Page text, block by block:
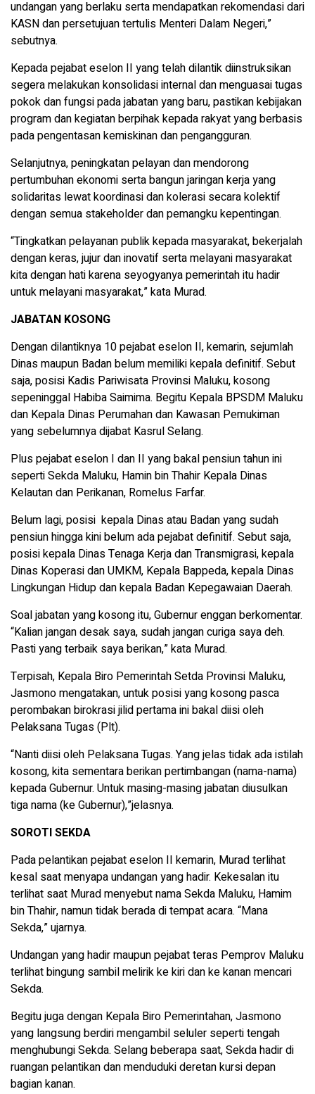
undangan yang berlaku serta mendapatkan rekomendasi dari
KASN dan persetujuan tertulis Menteri Dalam Negeri,”
sebutnya.
Kepada pejabat eselon II yang telah dilantik diinstruksikan
segera melakukan konsolidasi internal dan menguasai tugas
pokok dan fungsi pada jabatan yang baru, pastikan kebijakan
program dan kegiatan berpihak kepada rakyat yang berbasis
pada pengentasan kemiskinan dan pengangguran.
Selanjutnya, peningkatan pelayan dan mendorong
pertumbuhan ekonomi serta bangun jaringan kerja yang
solidaritas lewat koordinasi dan kolerasi secara kolektif
dengan semua stakeholder dan pemangku kepentingan.
“Tingkatkan pelayanan publik kepada masyarakat, bekerjalah
dengan keras, jujur dan inovatif serta melayani masyarakat
kita dengan hati karena seyogyanya pemerintah itu hadir
untuk melayani masyarakat,” kata Murad.
JABATAN KOSONG
Dengan dilantiknya 10 pejabat eselon II, kemarin, sejumlah
Dinas maupun Badan belum memiliki kepala definitif. Sebut
saja, posisi Kadis Pariwisata Provinsi Maluku, kosong
sepeninggal Habiba Saimima. Begitu Kepala BPSDM Maluku
dan Kepala Dinas Perumahan dan Kawasan Pemukiman
yang sebelumnya dijabat Kasrul Selang.
Plus pejabat eselon I dan II yang bakal pensiun tahun ini
seperti Sekda Maluku, Hamin bin Thahir Kepala Dinas
Kelautan dan Perikanan, Romelus Farfar.
Belum lagi, posisi kepala Dinas atau Badan yang sudah
pensiun hingga kini belum ada pejabat definitif. Sebut saja,
posisi kepala Dinas Tenaga Kerja dan Transmigrasi, kepala
Dinas Koperasi dan UMKM, Kepala Bappeda, kepala Dinas
Lingkungan Hidup dan kepala Badan Kepegawaian Daerah.
Soal jabatan yang kosong itu, Gubernur enggan berkomentar.
“Kalian jangan desak saya, sudah jangan curiga saya deh.
Pasti yang terbaik saya berikan,” kata Murad.
Terpisah, Kepala Biro Pemerintah Setda Provinsi Maluku,
Jasmono mengatakan, untuk posisi yang kosong pasca
perombakan birokrasi jilid pertama ini bakal diisi oleh
Pelaksana Tugas (Plt).
“Nanti diisi oleh Pelaksana Tugas. Yang jelas tidak ada istilah
kosong, kita sementara berikan pertimbangan (nama-nama)
kepada Gubernur. Untuk masing-masing jabatan diusulkan
tiga nama (ke Gubernur),”jelasnya.
SOROTI SEKDA
Pada pelantikan pejabat eselon II kemarin, Murad terlihat
kesal saat menyapa undangan yang hadir. Kekesalan itu
terlihat saat Murad menyebut nama Sekda Maluku, Hamim
bin Thahir, namun tidak berada di tempat acara. “Mana
Sekda,” ujarnya.
Undangan yang hadir maupun pejabat teras Pemprov Maluku
terlihat bingung sambil melirik ke kiri dan ke kanan mencari
Sekda.
Begitu juga dengan Kepala Biro Pemerintahan, Jasmono
yang langsung berdiri mengambil seluler seperti tengah
menghubungi Sekda. Selang beberapa saat, Sekda hadir di
ruangan pelantikan dan menduduki deretan kursi depan
bagian kanan.